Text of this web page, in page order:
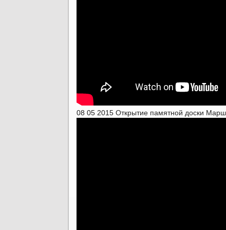
08 05 2015 Открытие памятной доски